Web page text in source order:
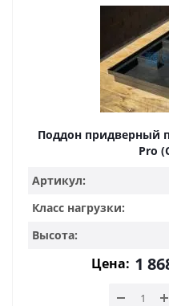
Поддон придверный
Pro
Артикул:
Класс нагрузки:
Высота:
Цена: 1